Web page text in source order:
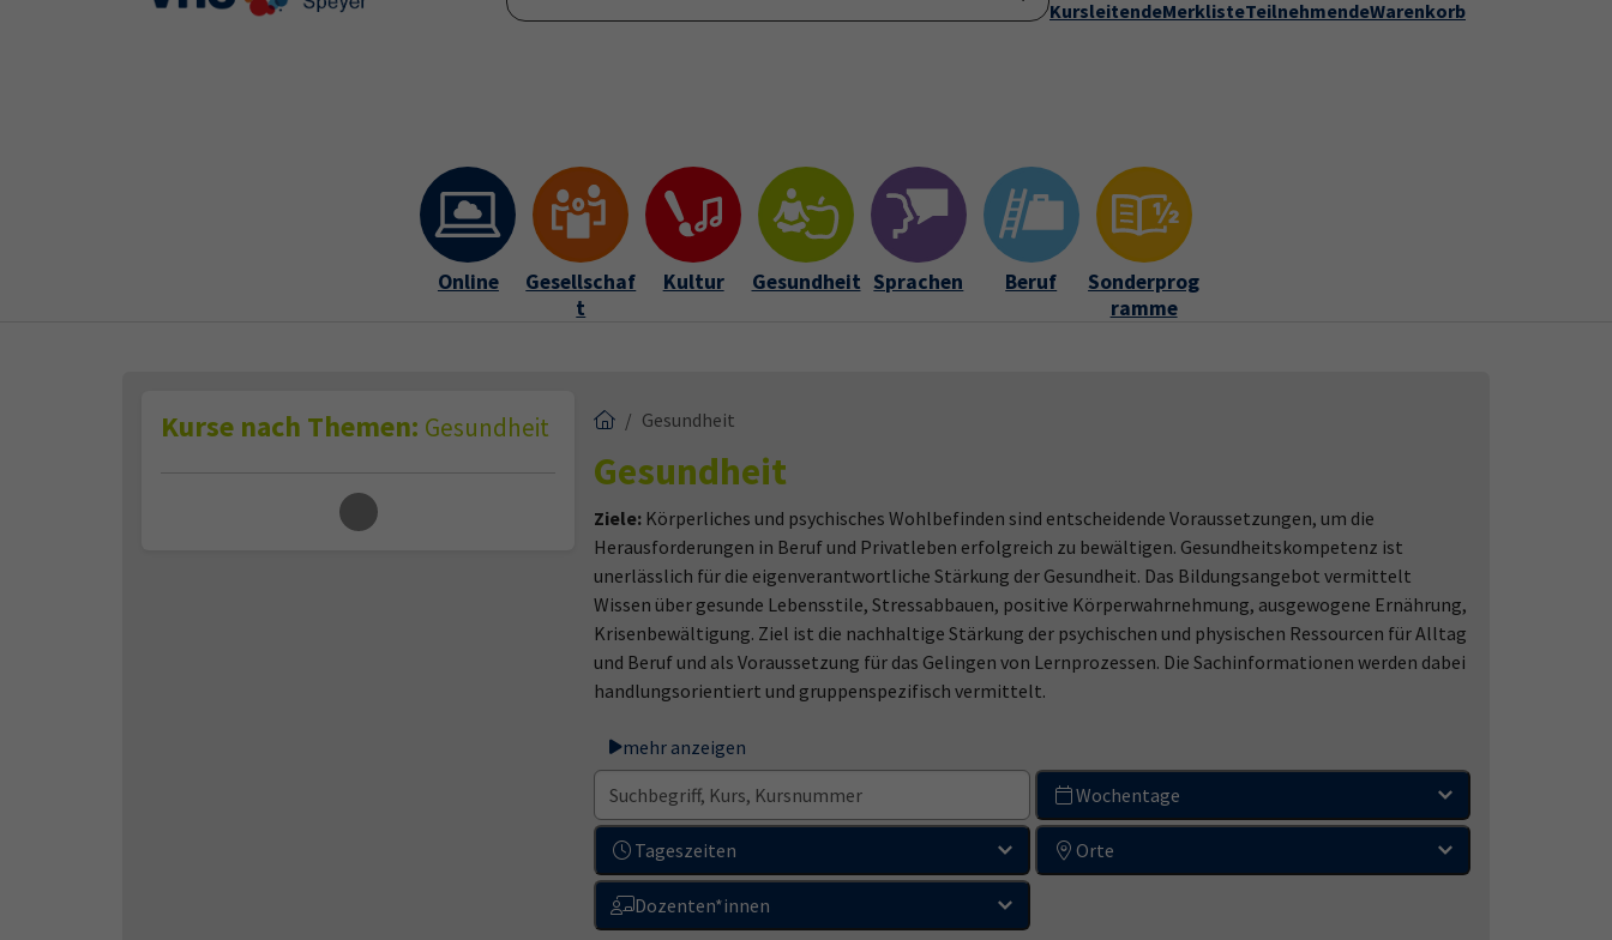
Skip to main content
Skip to page footer Startseite Anmeldung Über uns Aktuelles Kontakt Stadt Speyer zur DVV-Webseite
KursleitendeMerklisteTeilnehmendeWarenkorb
Online
Gesellschaf
t
Kultur Gesundheit Sprachen Beruf
Sonderprog
ramme
Gesundheit
Gesundheit
Ziele: Körperliches und psychisches Wohlbefinden sind entscheidende Voraussetzungen, um die
Herausforderungen in Beruf und Privatleben erfolgreich zu bewältigen. Gesundheitskompetenz ist
unerlässlich für die eigenverantwortliche Stärkung der Gesundheit. Das Bildungsangebot vermittelt
Wissen über gesunde Lebensstile, Stressabbauen, positive Körperwahrnehmung, ausgewogene Ernährung,
Krisenbewältigung. Ziel ist die nachhaltige Stärkung der psychischen und physischen Ressourcen für Alltag
und Beruf und als Voraussetzung für das Gelingen von Lernprozessen. Die Sachinformationen werden dabei
handlungsorientiert und gruppenspezifisch vermittelt.
mehr anzeigen
Wochentage
Tageszeiten Orte
Dozenten*innen
Kurse nach Themen: Gesundheit
Loading...